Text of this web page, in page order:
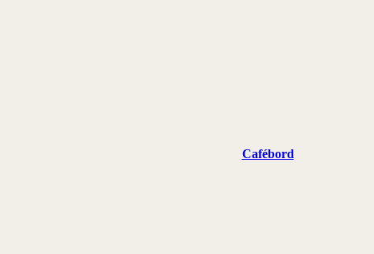
Cafébord